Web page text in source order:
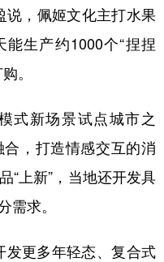
说，佩姬文化主打水果
能生产约1000个“捏捏
。
新场景试点城市之
，打造情感交互的消
“上新”，当地还开发具
求。
更多年轻态、复合式